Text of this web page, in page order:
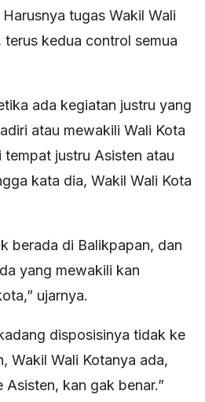
tugas Wakil Wali
kedua control semua
ada kegiatan justru yang
atau mewakili Wali Kota
justru Asisten atau
kata dia, Wakil Wali Kota
berada di Balikpapan, dan
yang mewakili kan
ujarnya.
disposisinya tidak ke
Wakil Wali Kotanya ada,
kan gak benar.”